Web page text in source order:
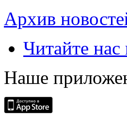
Архив
Читайте нас
Наше